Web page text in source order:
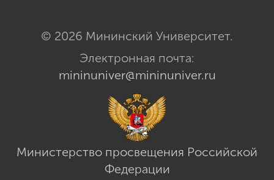
© 2026 Мининский Университет.
Электронная почта:
mininuniver@mininuniver.ru
Министерство просвещения Российской
Федерации